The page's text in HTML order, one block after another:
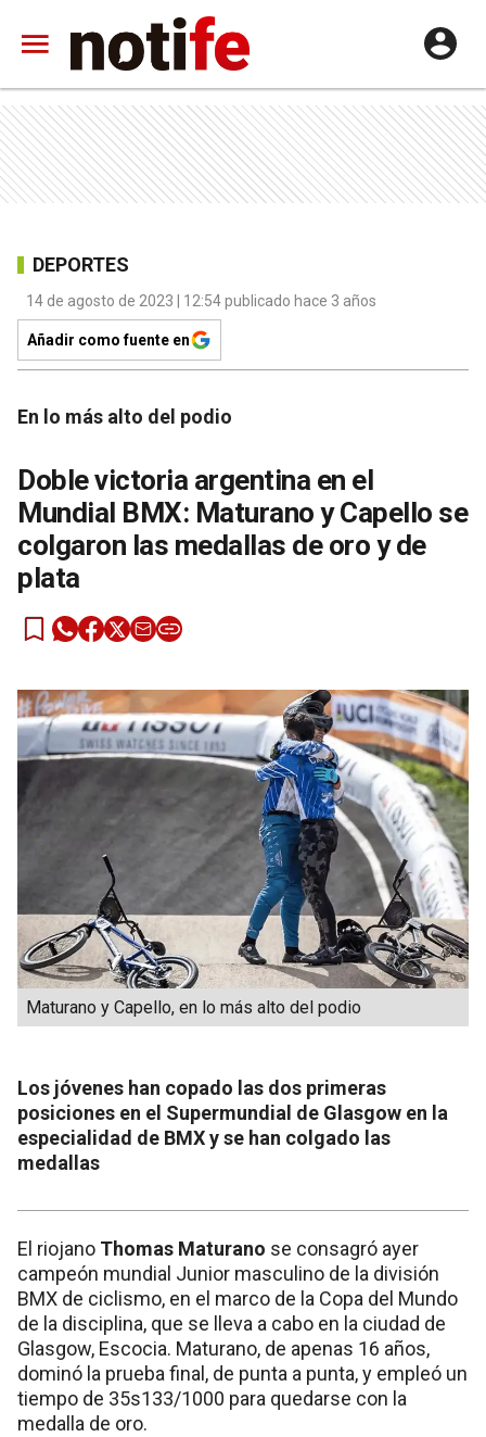
DEPORTES
14 de agosto de 2023 | 12:54 publicado hace 3 años
Añadir como fuente en
En lo más alto del podio
Doble victoria argentina en el
Mundial BMX: Maturano y Capello se
colgaron las medallas de oro y de
plata
Maturano y Capello, en lo más alto del podio
Los jóvenes han copado las dos primeras
posiciones en el Supermundial de Glasgow en la
especialidad de BMX y se han colgado las
medallas
El riojano Thomas Maturano se consagró ayer
campeón mundial Junior masculino de la división
BMX de ciclismo, en el marco de la Copa del Mundo
de la disciplina, que se lleva a cabo en la ciudad de
Glasgow, Escocia. Maturano, de apenas 16 años,
dominó la prueba final, de punta a punta, y empleó un
tiempo de 35s133/1000 para quedarse con la
medalla de oro.